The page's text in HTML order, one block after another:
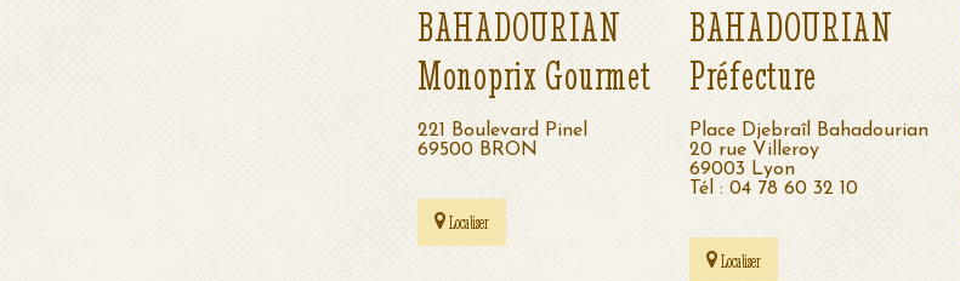
BAHADOURIAN
Monoprix Gourmet
221 Boulevard Pinel
69500 BRON
Localiser
BAHADOURIAN
Préfecture
Place Djebraîl Bahadourian
20 rue Villeroy
69003 Lyon
Tél : 04 78 60 32 10
Localiser